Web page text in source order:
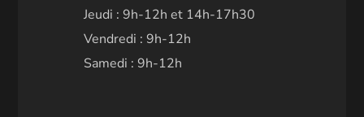
Jeudi : 9h-12h et 14h-17h30
Vendredi : 9h-12h
Samedi : 9h-12h